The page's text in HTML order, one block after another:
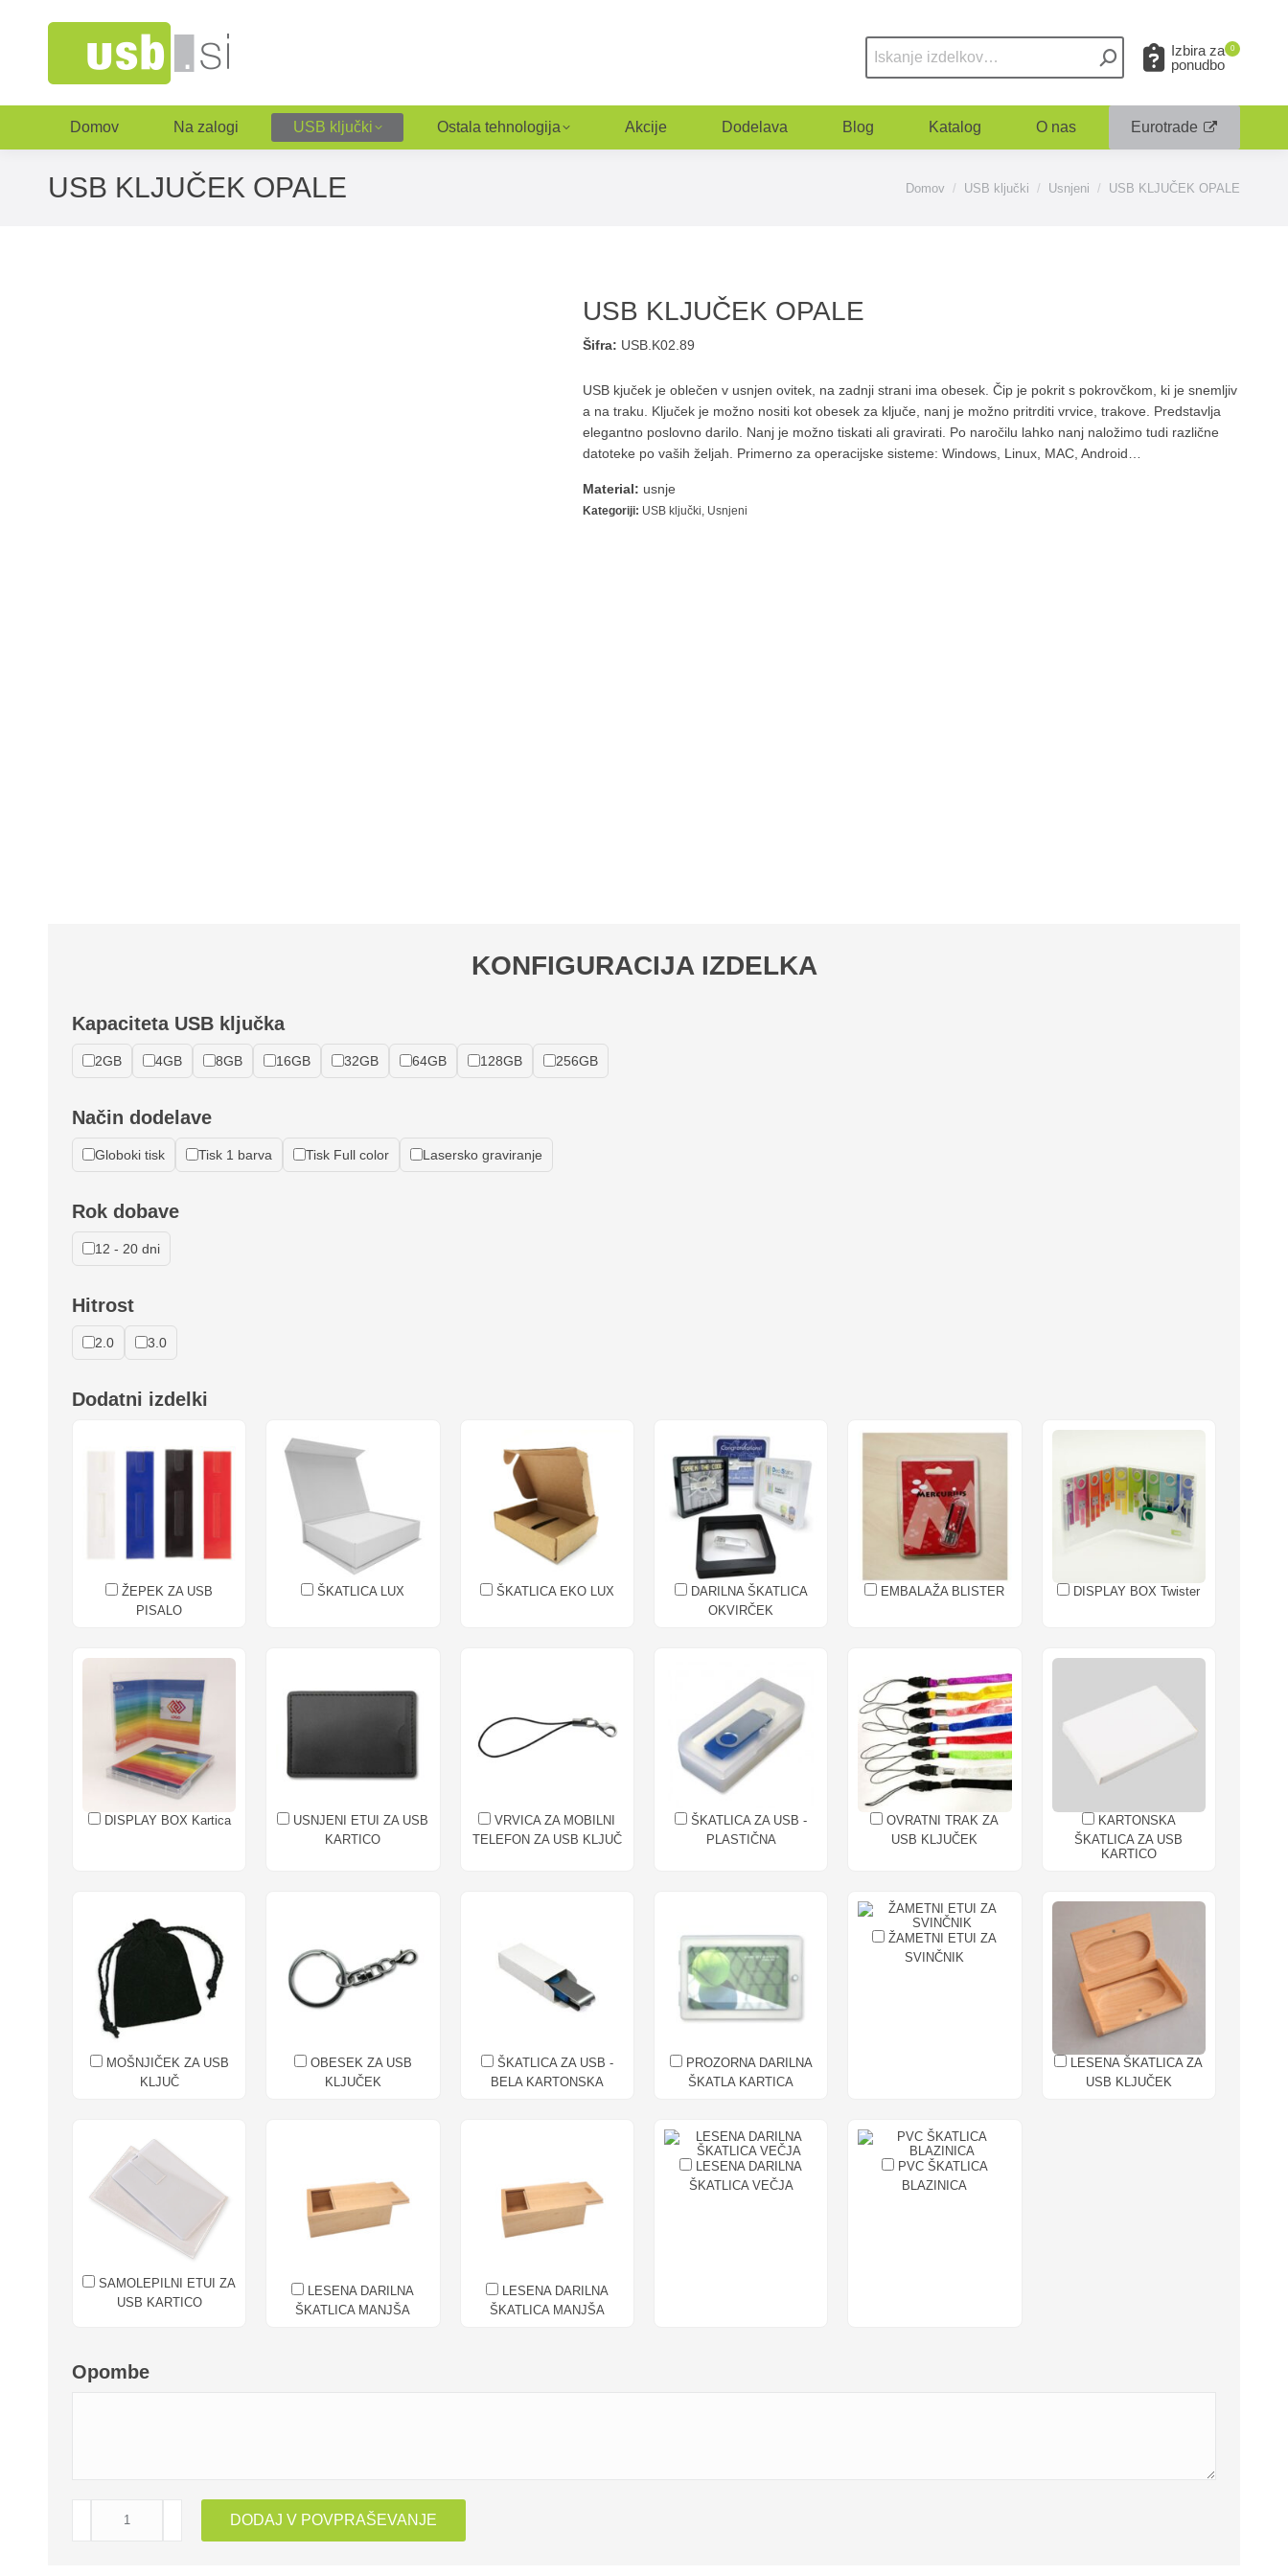
Izbira za
ponudbo
0
Domov Na zalogi USB ključki Ostala tehnologija Akcije Dodelava Blog Katalog O nas Eurotrade
USB KLJUČEK OPALE You are here:
Domov USB ključki Usnjeni USB KLJUČEK OPALE
USB KLJUČEK OPALE
Šifra: USB.K02.89
USB kjuček je oblečen v usnjen ovitek, na zadnji strani ima obesek. Čip je pokrit s pokrovčkom, ki je snemljiv
a na traku. Ključek je možno nositi kot obesek za ključe, nanj je možno pritrditi vrvice, trakove. Predstavlja
elegantno poslovno darilo. Nanj je možno tiskati ali gravirati. Po naročilu lahko nanj naložimo tudi različne
datoteke po vaših željah. Primerno za operacijske sisteme: Windows, Linux, MAC, Android…
Material: usnje
Kategoriji: USB ključki, Usnjeni
KONFIGURACIJA IZDELKA
Kapaciteta USB ključka
2GB 4GB 8GB 16GB 32GB 64GB 128GB 256GB
Način dodelave
Globoki tisk Tisk 1 barva Tisk Full color Lasersko graviranje
Rok dobave
12 - 20 dni
Hitrost
2.0 3.0
Dodatni izdelki
ŽEPEK ZA USB
PISALO
ŠKATLICA LUX ŠKATLICA EKO LUX
DARILNA ŠKATLICA
OKVIRČEK
EMBALAŽA BLISTER DISPLAY BOX Twister
DISPLAY BOX Kartica
USNJENI ETUI ZA USB
KARTICO
VRVICA ZA MOBILNI
TELEFON ZA USB KLJUČ
ŠKATLICA ZA USB -
PLASTIČNA
OVRATNI TRAK ZA
USB KLJUČEK
KARTONSKA
ŠKATLICA ZA USB
KARTICO
MOŠNJIČEK ZA USB
KLJUČ
OBESEK ZA USB
KLJUČEK
ŠKATLICA ZA USB -
BELA KARTONSKA
PROZORNA DARILNA
ŠKATLA KARTICA
ŽAMETNI ETUI ZA
SVINČNIK
LESENA ŠKATLICA ZA
USB KLJUČEK
SAMOLEPILNI ETUI ZA
USB KARTICO
LESENA DARILNA
ŠKATLICA MANJŠA
LESENA DARILNA
ŠKATLICA MANJŠA
LESENA DARILNA
ŠKATLICA VEČJA
PVC ŠKATLICA
BLAZINICA
Opombe
DODAJ V POVPRAŠEVANJE